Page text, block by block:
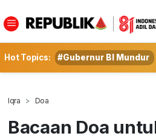
Hot Topics: #Gubernur BI Mundur
Iqra Doa
Bacaan Doa